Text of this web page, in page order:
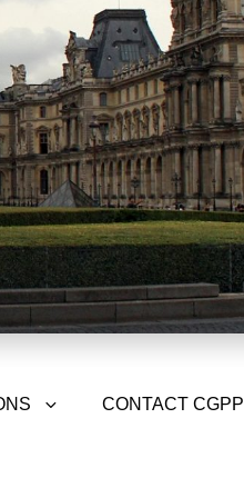
CONTACT CGPP